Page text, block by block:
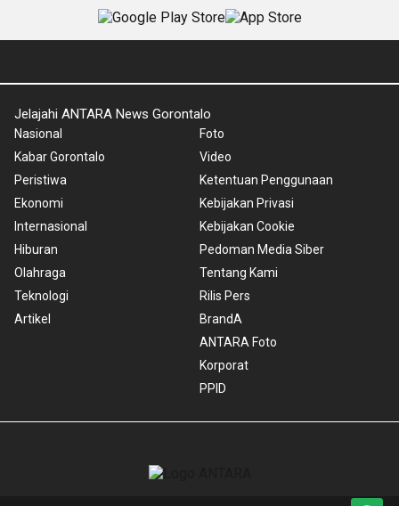
Jelajahi ANTARA News Gorontalo
Nasional
Kabar Gorontalo
Peristiwa
Ekonomi
Internasional
Hiburan
Olahraga
Teknologi
Artikel
Foto
Video
Ketentuan Penggunaan
Kebijakan Privasi
Kebijakan Cookie
Pedoman Media Siber
Tentang Kami
Rilis Pers
BrandA
ANTARA Foto
Korporat
PPID